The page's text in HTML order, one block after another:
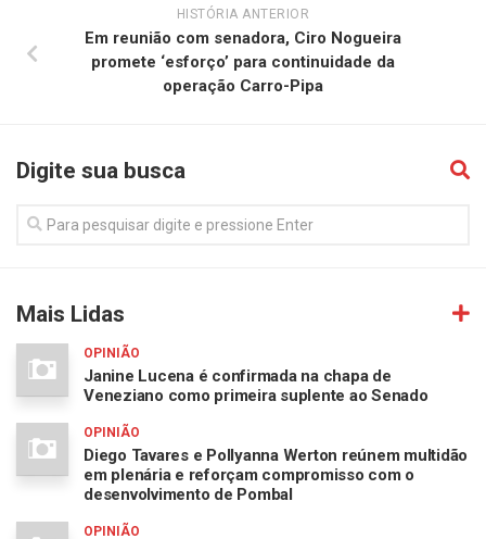
HISTÓRIA ANTERIOR
Em reunião com senadora, Ciro Nogueira
promete ‘esforço’ para continuidade da
operação Carro-Pipa
Digite sua busca
Mais Lidas
OPINIÃO
Janine Lucena é confirmada na chapa de
Veneziano como primeira suplente ao Senado
OPINIÃO
Diego Tavares e Pollyanna Werton reúnem multidão
em plenária e reforçam compromisso com o
desenvolvimento de Pombal
OPINIÃO